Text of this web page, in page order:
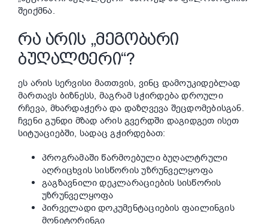
შეიქმნა.
ᲠᲐ ᲐᲠᲘᲡ „ᲛᲔᲒᲝᲑᲐᲠᲘ
ᲑᲣᲦᲐᲚᲢᲔᲠᲘ“?
ეს არის სერვისი მათთვის, ვინც დამოუკიდებლად
მართავს ბიზნესს, მაგრამ სჭირდება დროული
რჩევა, მხარდაჭერა და დაზღვევა შეცდომებისგან.
ჩვენი გუნდი მზად არის გვერდში დაგიდგეთ ისეთ
სიტუაციებში, სადაც გჭირდებათ:
პროგრამაში წარმოებული ბუღალტრული
აღრიცხვის სისწორის უზრუნველყოფა
გაგზავნილი დეკლარაციების სისწორის
უზრუნველყოფა
პირველადი დოკუმენტაციების ფაილინგის
მონიტორინგი